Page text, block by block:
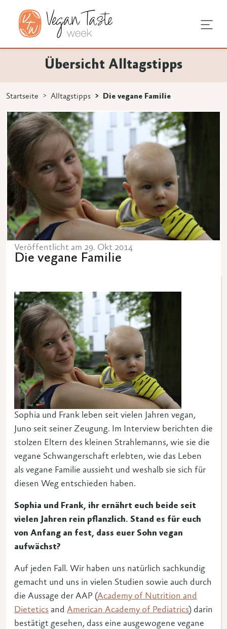
Übersicht Alltagstipps
Startseite Alltagstipps Die vegane Familie
Veröffentlicht am 29. Okt 2014
Die vegane Familie
Sophia und Frank leben seit vielen Jahren vegan,
Juno seit seiner Zeugung. Im Interview berichten die
stolzen Eltern des kleinen Strahlemanns, wie sie die
vegane Schwangerschaft erlebten, wie das Leben
als vegane Familie aussieht und weshalb sie sich für
diesen Weg entschieden haben.
Sophia und Frank, ihr ernährt euch beide seit
vielen Jahren rein pflanzlich. Stand es für euch
von Anfang an fest, dass euer Sohn vegan
aufwächst?
Auf jeden Fall. Wir haben uns natürlich sachkundig
gemacht und uns in vielen Studien sowie auch durch
die Aussage der AAP (Academy of Nutrition and
Dietetics and American Academy of Pediatrics) darin
bestätigt gesehen, dass eine ausgewogene vegane